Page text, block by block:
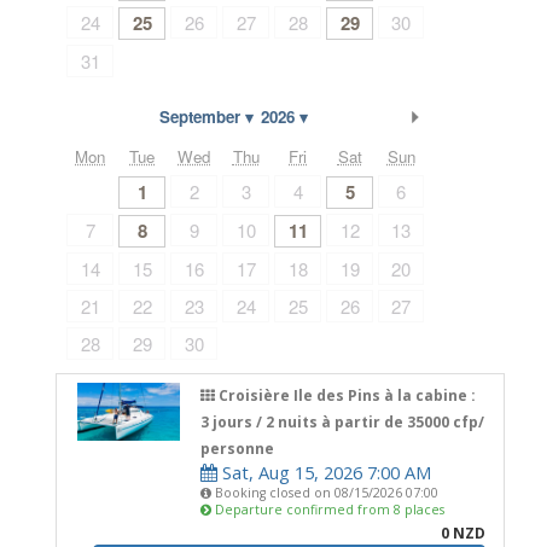
24
25 26 27 28 29
30
31
September 2026
Mon Tue Wed Thu Fri Sat Sun
1 2 3 4 5
6
7
8 9 10 11 12
13
14
15 16 17 18 19
20
21
22 23 24 25 26
27
28
29 30
Croisière Ile des Pins à la cabine :
3 jours / 2 nuits à partir de 35000 cfp/
personne
Sat, Aug 15, 2026 7:00 AM
Booking closed on 08/15/2026 07:00
Departure confirmed from 8 places
0 NZD